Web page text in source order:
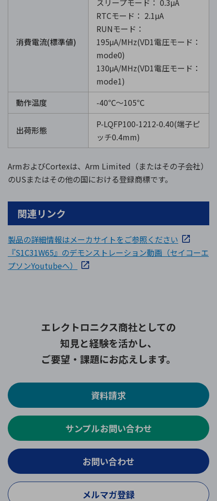
消費電流(標準値)
スリープモード： 0.3μA
RTCモード： 2.1μA
RUNモード：
195μA/MHz(VD1電圧モード：
mode0)
130μA/MHz(VD1電圧モード：
mode1)
動作温度
-40℃～105℃
出荷形態
P-LQFP100-1212-0.40(端子ピ
ッチ0.4mm)
ArmおよびCortexは、Arm Limited（またはその子会社）
のUSまたはその他の国における登録商標です。
関連リンク
製品の詳細情報はメーカサイトをご参照ください
『S1C31W65』のデモンストレーション動画（セイコーエ
プソンYoutubeへ）
エレクトロニクス商社としての
知見と経験を活かし、
ご要望・課題にお応えします。
資料請求
サンプルお問い合わせ
お問い合わせ
メルマガ登録